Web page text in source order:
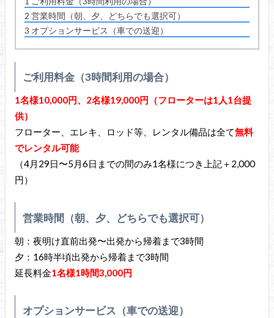
2 営業時間（朝、夕、どちらでも選択可）
3 オプションサービス（車での送迎）
ご利用料金（3時間利用の場合）
1名様10,000円、2名様19,000円 （フローターは1人1台提
供）
フローター、エレキ、ロッド等、レンタル備品は全て無料
でレンタル可能
（4月29日〜5月6日までの間のみ1名様につき上記＋2,000
円）
営業時間（朝、夕、どちらでも選択可）
朝：夜明け直前出発〜出発から帰着まで3時間
夕：16時半頃出発から帰着まで3時間
延長料金1名様1時間3,000円
オプションサービス（車での送迎）